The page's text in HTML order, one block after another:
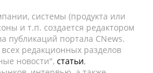
системы (продукта или
и т.п. создается редактором
публикаций портала CNews.
редакционных разделов
новости", статьи,